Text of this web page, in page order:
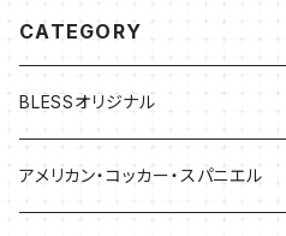
CATEGORY
BLESSオリジナル
バッグ
アメリカン・コッカー・スパニエル